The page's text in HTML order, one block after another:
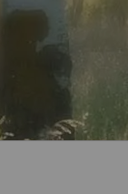
Vermittlungshilfe